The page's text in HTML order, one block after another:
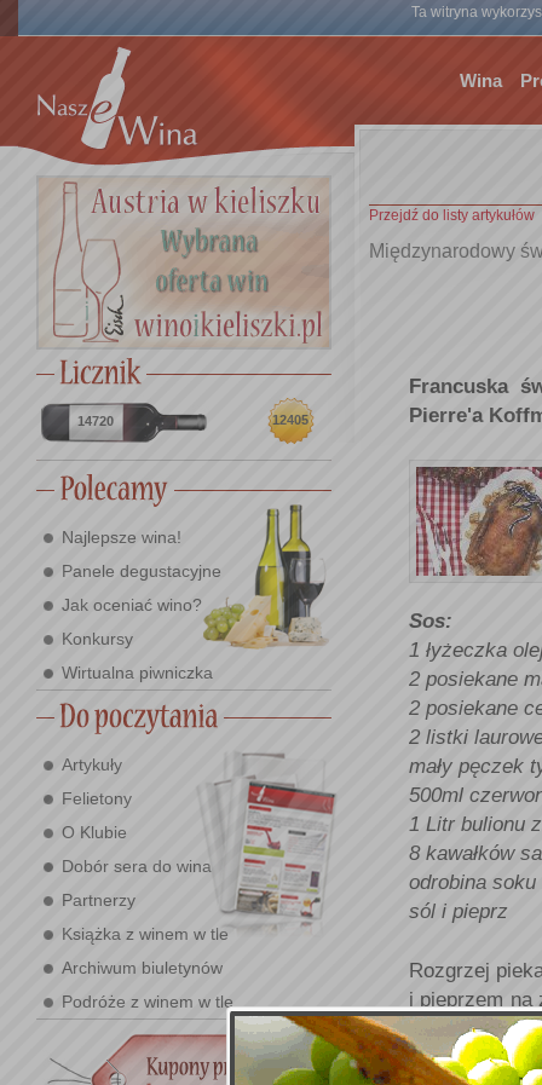
Ta witryna
Wina
14720 12405
Najlepsze wina!
Panele degustacyjne
Jak oceniać wino?
Konkursy
Wirtualna piwniczka
Artykuły
Felietony
O Klubie
Dobór sera do wina
Partnerzy
Książka z winem w tle
Archiwum biuletynów
Podróże z winem w tle
Przejdź do listy artykułów
Międzynarodowy
Francuska
Pierre'a
Sos:
1 łyżeczka
2 posiekane
2 posiekane
2 listki
mały pęczek
500ml
1 Litr bulionu
8 kawałków
odrobina
sól i pieprz
Rozgrzej
i pieprzem na
w trakcie